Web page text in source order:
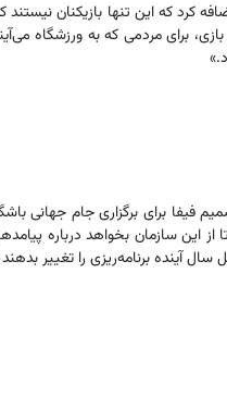
کرد که این تنها بازیکنان
برای مردمی که به ورزشگاه
فیفا برای برگزاری جام جهانی
آینده برنامه‌ریزی را تغییر